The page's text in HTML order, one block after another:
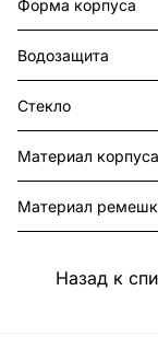
Форма корпуса
Водозащита
Стекло
Материал корпуса
Материал
Назад к